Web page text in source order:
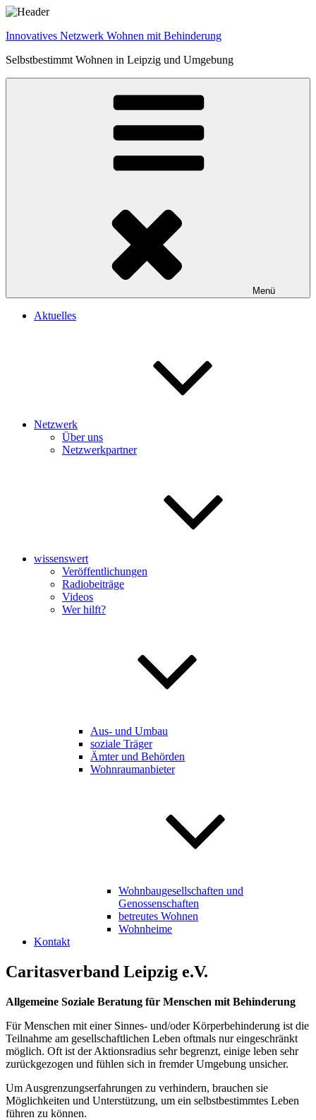
Zum
springen
Innovatives Netzwerk Wohnen mit Behinderung
Selbstbestimmt Wohnen in Leipzig und Umgebung
Menü
Aktuelles
Netzwerk
Über uns
Netzwerkpartner
wissenswert
Veröffentlichungen
Radiobeiträge
Videos
Wer hilft?
Aus- und Umbau
soziale Träger
Ämter und Behörden
Wohnraumanbieter
Wohnbaugesellschaften und
Genossenschaften
betreutes Wohnen
Wohnheime
Kontakt
Caritasverband Leipzig e.V.
Allgemeine Soziale Beratung für Menschen mit Behinderung
Für Menschen mit einer Sinnes- und/oder Körperbehinderung ist die
Teilnahme am gesellschaftlichen Leben oftmals nur eingeschränkt
möglich. Oft ist der Aktionsradius sehr begrenzt, einige leben sehr
zurückgezogen und fühlen sich in fremder Umgebung unsicher.
Um Ausgrenzungserfahrungen zu verhindern, brauchen sie
Möglichkeiten und Unterstützung, um ein selbstbestimmtes Leben
führen zu können.